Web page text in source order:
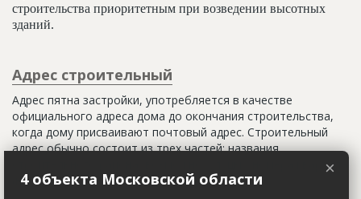
строительства приоритетным при возведении высотных
зданий.
Адрес строительный
Адрес пятна застройки, употребляется в качестве
официального адреса дома до окончания строительства,
когда дому присваивают почтовый адрес. Строительный
адрес обычно состоит из трех частей: названия
строительного района (возможно, улицы), номера квартала
(не обязательно) и корпуса (владения).
×
4 объекта Московской области